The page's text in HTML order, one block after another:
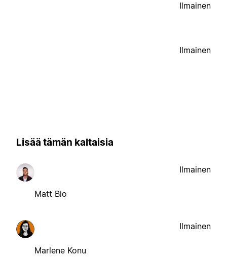
Ilmainen
Ilmainen
Lisää tämän kaltaisia
Matt Bio
Ilmainen
Marlene Konu
Ilmainen